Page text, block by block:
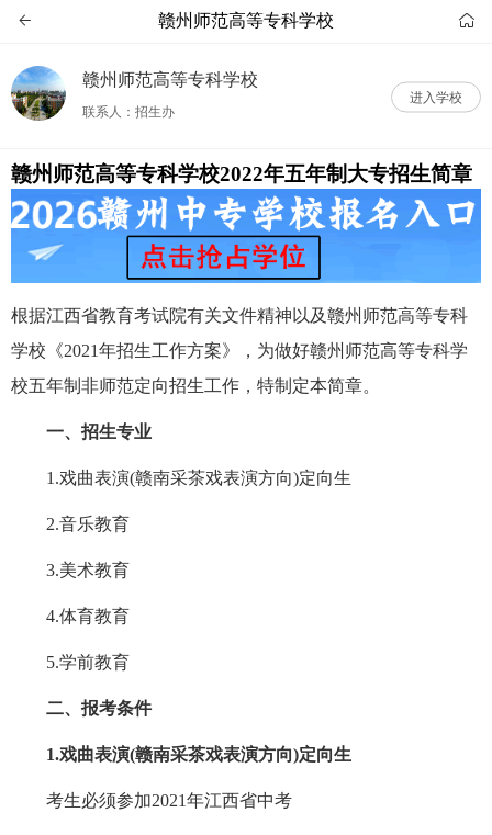
 赣州师范高等专科学校 
赣州师范高等专科学校
联系人：招生办
进入学校
赣州师范高等专科学校2022年五年制大专招生简章
根据江西省教育考试院有关文件精神以及赣州师范高等专科
学校《2021年招生工作方案》，为做好赣州师范高等专科学
校五年制非师范定向招生工作，特制定本简章。
一、招生专业
1.戏曲表演(赣南采茶戏表演方向)定向生
2.音乐教育
3.美术教育
4.体育教育
5.学前教育
二、报考条件
1.戏曲表演(赣南采茶戏表演方向)定向生
考生必须参加2021年江西省中考